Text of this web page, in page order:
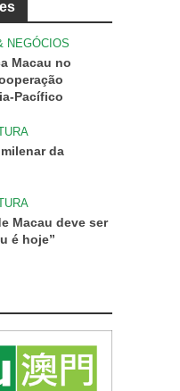
NEGÓCIOS
Macau no
Pacífico
da
Macau deve ser
é hoje”